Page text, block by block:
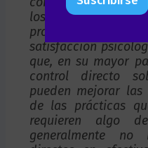
los trabajos
proporcionar un
satisfacción
que, en su mayor
control directo
pueden mejorar las
de las prácticas
requieren algo
generalmente no
e
l
i
d
o
*
o
e
c
t
r
ó
n
i
c